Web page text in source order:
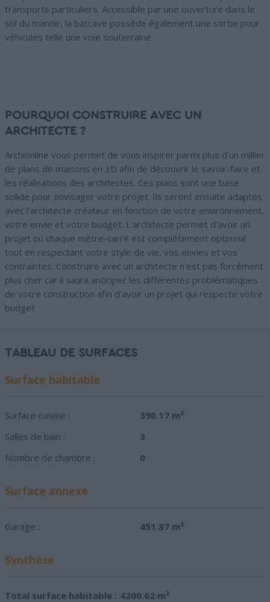
transports particuliers. Accessible par une ouverture dans le
sol du manoir, la batcave possède également une sortie pour
véhicules telle une voie souterraine.
POURQUOI CONSTRUIRE AVEC UN
ARCHITECTE ?
Archionline vous permet de vous inspirer parmi plus d'un millier
de plans de maisons en 3D afin de découvrir le savoir-faire et
les réalisations des architectes. Ces plans sont une base
solide pour envisager votre projet. Ils seront ensuite adaptés
avec l'architecte créateur en fonction de votre environnement,
votre envie et votre budget. L'architecte permet d'avoir un
projet où chaque mètre-carré est complètement optimisé
tout en respectant votre style de vie, vos envies et vos
contraintes. Construire avec un architecte n'est pas forcément
plus cher car il saura anticiper les différentes problématiques
de votre construction afin d'avoir un projet qui respecte votre
budget
TABLEAU DE SURFACES
Surface habitable
Surface cuisine :
390.17 m²
Salles de bain :
3
Nombre de chambre :
0
Surface annexe
Garage : 451.87 m²
Synthèse
Total surface habitable : 4200.62 m²